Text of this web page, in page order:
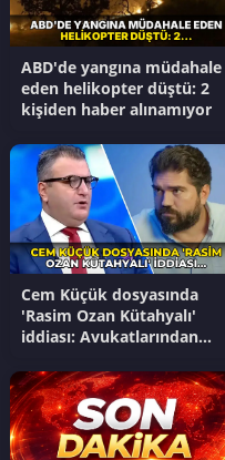
ABD'de yangına müdahale
eden helikopter düştü: 2
kişiden haber alınamıyor
Cem Küçük dosyasında
'Rasim Ozan Kütahyalı'
iddiası: Avukatlarından